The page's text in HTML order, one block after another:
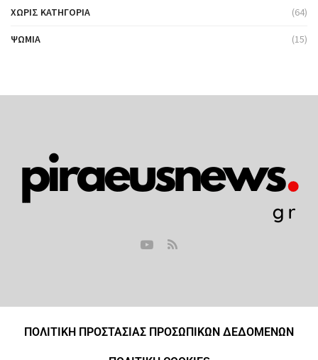
ΧΩΡΊΣ ΚΑΤΗΓΟΡΊΑ (64)
ΨΩΜΙΆ (15)
ΠΟΛΙΤΙΚΗ ΠΡΟΣΤΑΣΙΑΣ ΠΡΟΣΩΠΙΚΩΝ ΔΕΔΟΜΕΝΩΝ